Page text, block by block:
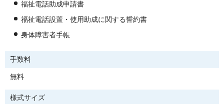
福祉電話助成申請書
福祉電話設置・使用助成に関する誓約書
身体障害者手帳
手数料
無料
様式サイズ